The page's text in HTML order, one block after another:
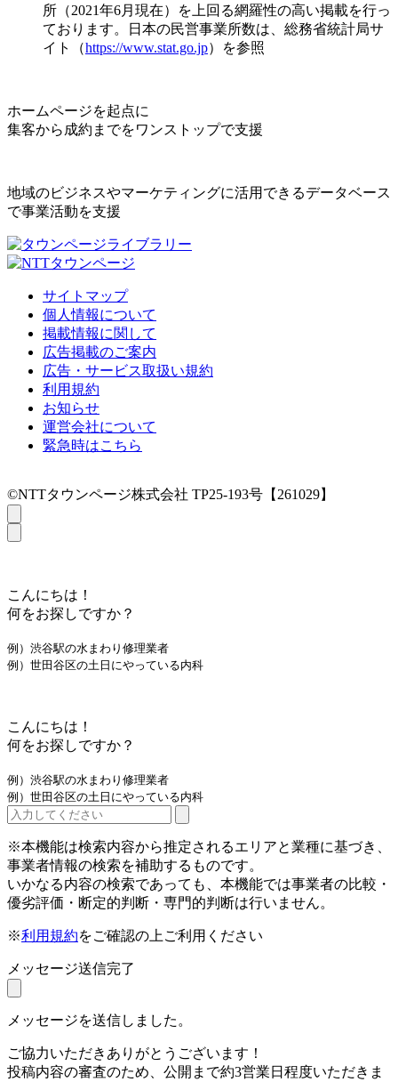
所（2021年6月現在）を上回る網羅性の高い掲載を行っ
ております。日本の民営事業所数は、総務省統計局サ
イト（https://www.stat.go.jp）を参照
ホームページを起点に
集客から成約までをワンストップで支援
地域のビジネスやマーケティングに活用できるデータベース
で事業活動を支援
サイトマップ
個人情報について
掲載情報に関して
広告掲載のご案内
広告・サービス取扱い規約
利用規約
お知らせ
運営会社について
緊急時はこちら
©NTTタウンページ株式会社 TP25-193号【261029】
こんにちは！
何をお探しですか？
例）渋谷駅の水まわり修理業者
例）世田谷区の土日にやっている内科
こんにちは！
何をお探しですか？
例）渋谷駅の水まわり修理業者
例）世田谷区の土日にやっている内科
※本機能は検索内容から推定されるエリアと業種に基づき、
事業者情報の検索を補助するものです。
いかなる内容の検索であっても、本機能では事業者の比較・
優劣評価・断定的判断・専門的判断は行いません。
※利用規約をご確認の上ご利用ください
メッセージ送信完了
メッセージを送信しました。
ご協力いただきありがとうございます！
投稿内容の審査のため、公開まで約3営業日程度いただきま